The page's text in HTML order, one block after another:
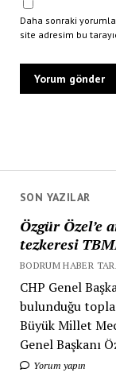
SON YAZILAR
Özgür Özel’e
tezkeresi
BODRUM HABER
CHP Genel
bulunduğu
Büyük Millet
Genel Başkanı
Yorum yapın
Daha sonraki
site adresim bu